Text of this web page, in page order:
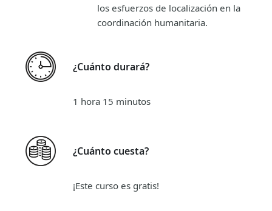
los esfuerzos de localización en la
coordinación humanitaria.
¿Cuánto durará?
1 hora 15 minutos
¿Cuánto cuesta?
¡Este curso es gratis!